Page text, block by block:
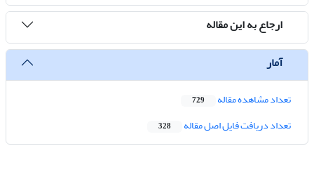
ارجاع به این مقاله
آمار
تعداد مشاهده مقاله 729
تعداد دریافت فایل اصل مقاله 328